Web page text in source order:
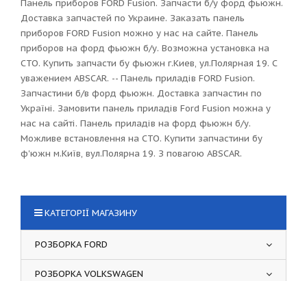
Панель приборов FORD Fusion. Запчасти б/у форд фьюжн.
Доставка запчастей по Украине. Заказать панель
приборов FORD Fusion можно у нас на сайте. Панель
приборов на форд фьюжн б/у. Возможна установка на
СТО. Купить запчасти бу фьюжн г.Киев, ул.Полярная 19. С
уважением ABSCAR. -- Панель приладів FORD Fusion.
Запчастини б/в форд фьюжн. Доставка запчастин по
Україні. Замовити панель приладів Ford Fusion можна у
нас на сайті. Панель приладів на форд фьюжн б/у.
Можливе встановлення на СТО. Купити запчастини бу
ф'южн м.Київ, вул.Полярна 19. З повагою ABSCAR.
КАТЕГОРІЇ МАГАЗИНУ
РОЗБОРКА FORD
РОЗБОРКА VOLKSWAGEN